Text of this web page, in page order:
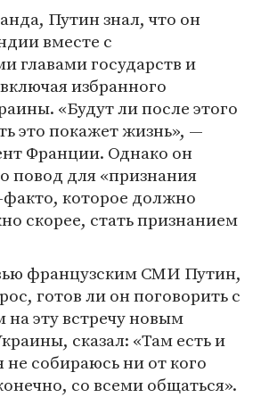
Путин знал, что он
вместе с
главами государств и
избранного
«Будут ли после этого
это покажет жизнь», —
Франции. Однако он
повод для «признания
которое должно
скорее, стать признанием
французским СМИ Путин,
готов ли он поговорить с
эту встречу новым
сказал: «Там есть и
не собираюсь ни от кого
со всеми общаться».